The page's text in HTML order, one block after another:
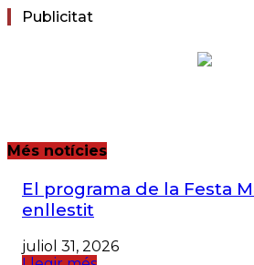
Publicitat
Més notícies
El programa de la Festa
enllestit
juliol 31, 2026